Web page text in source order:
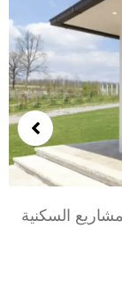
السكنية